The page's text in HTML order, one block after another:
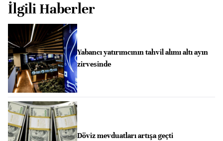
İlgili Haberler
Yabancı yatırımcının tahvil alımı altı ayın
zirvesinde
Döviz mevduatları artışa geçti